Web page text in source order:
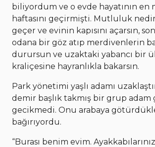
biliyordum ve o evde hayatının en
haftasını geçirmişti. Mutluluk
geçer ve evinin kapısını açarsın,
odana bir göz atıp merdivenlerin
durursun ve uzaktaki yabancı bir
kraliçesine hayranlıkla bakarsın.
Park yönetimi yaşlı adamı
demir başlık takmış bir grup
gecikmedi. Onu arabaya
bağırıyordu.
“Burası benim evim.